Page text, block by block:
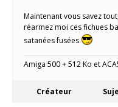
Maintenant vous savez
réarmez moi ces fichues
satanées fusées
Amiga 500 + 512 Ko et
Créateur